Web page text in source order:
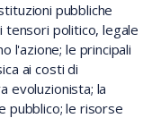
pubbliche
tensori politico, legale
l'azione; le principali
ai costi di
evoluzionista; la
pubblico; le risorse